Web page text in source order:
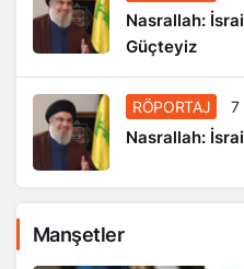
Nasrallah:
Güçteyiz
RÖPORTAJ 7
Nasrallah:
Manşetler